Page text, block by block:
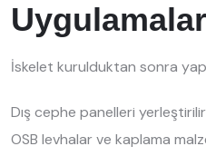
İskelet kurulduktan sonra
Dış cephe panelleri yerleştirilir
OSB levhalar ve kaplama